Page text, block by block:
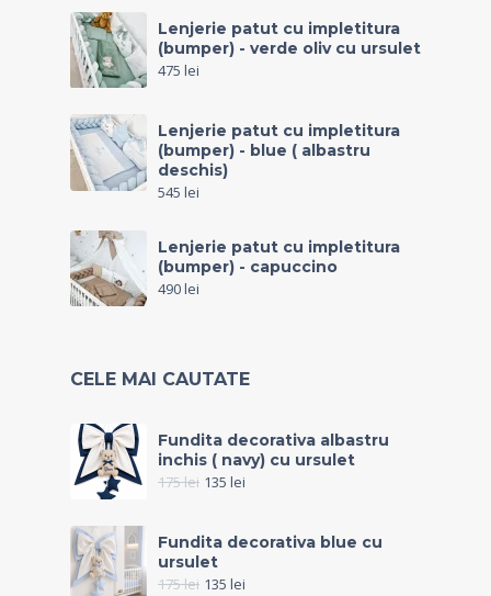
Lenjerie patut cu impletitura
(bumper) - verde oliv cu ursulet
475 lei
Lenjerie patut cu impletitura
(bumper) - blue ( albastru
deschis)
545 lei
Lenjerie patut cu impletitura
(bumper) - capuccino
490lei
CELE MAI CAUTATE
Fundita decorativa albastru
inchis ( navy) cu ursulet
175lei 135 lei
Fundita decorativa blue cu
ursulet
175lei 135 lei